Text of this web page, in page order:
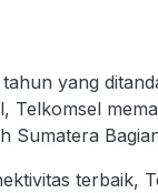
yang
Telkomsel
Sumatera
terbaik,